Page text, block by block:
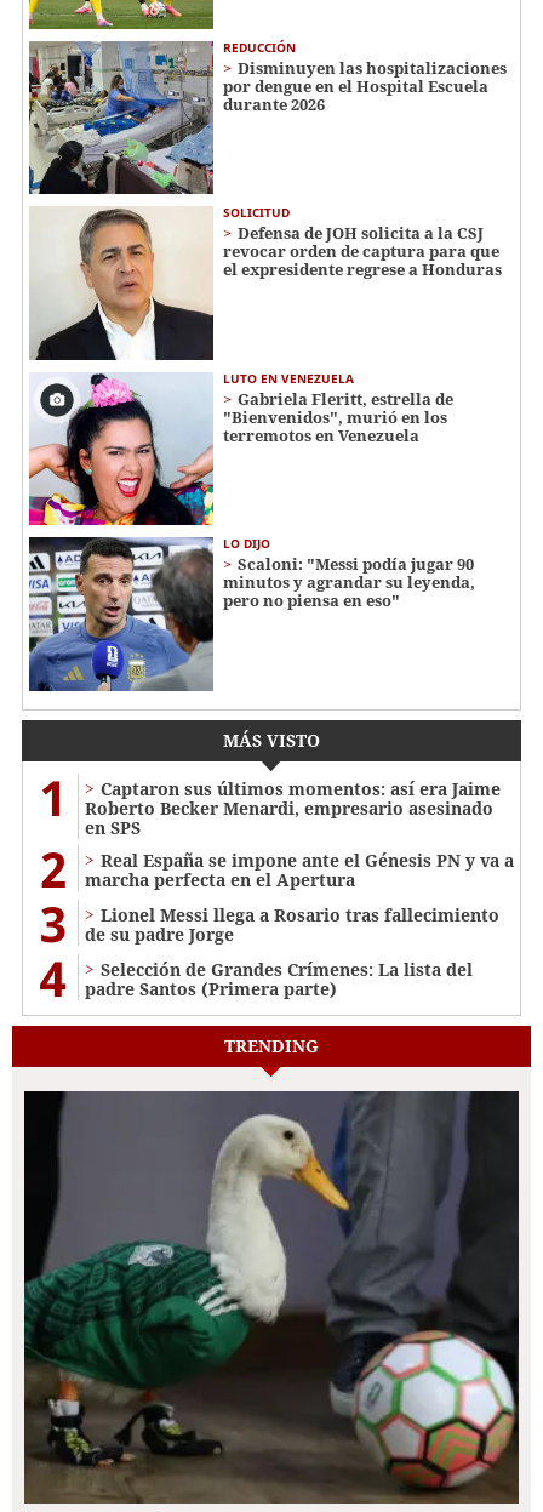
REDUCCIÓN
Disminuyen las hospitalizaciones
por dengue en el Hospital Escuela
durante 2026
SOLICITUD
Defensa de JOH solicita a la CSJ
revocar orden de captura para que
el expresidente regrese a Honduras
LUTO EN VENEZUELA
Gabriela Fleritt, estrella de
"Bienvenidos", murió en los
terremotos en Venezuela
LO DIJO
Scaloni: "Messi podía jugar 90
minutos y agrandar su leyenda,
pero no piensa en eso"
MÁS VISTO
1
Captaron sus últimos momentos: así era Jaime
Roberto Becker Menardi​​​, empresario asesinado
en SPS
2
Real España se impone ante el Génesis PN y va a
marcha perfecta en el Apertura
3
Lionel Messi llega a Rosario tras fallecimiento
de su padre Jorge
4
Selección de Grandes Crímenes: La lista del
padre Santos (Primera parte)
TRENDING